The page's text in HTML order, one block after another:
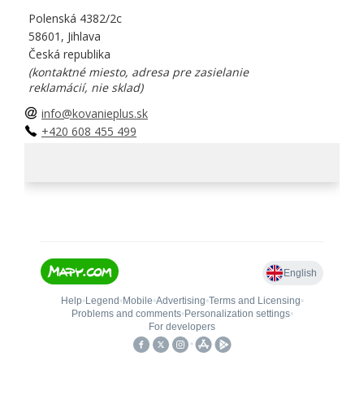
Polenská 4382/2c
58601, Jihlava
Česká republika
(kontaktné miesto, adresa pre zasielanie
reklamácií, nie sklad)
info@kovanieplus.sk
+420 608 455 499